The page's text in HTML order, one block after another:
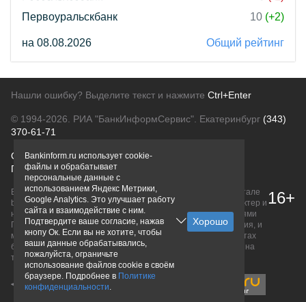
Первоуральскбанк
10 (+2)
на 08.08.2026 Общий рейтинг
Нашли ошибку? Выделите текст и нажмите Ctrl+Enter
© 1994-2026. РИА "БанкИнформСервис". Екатеринбург (343)
370-61-71
О проектеПолитика конфиденциальности
Правовая информацияДля рекламодателей
Вся информация о продуктах банков, размещенная на портале
bankinform.ru, носит исключительно ознакомительный характер и
не является публичной офертой, определяемой положениями
ГК РФ. Информация не содержит точного и полного описания, и
может быть изменена. Конечные условия уточняйте на сайтах
банков или при личном обращении. Исключительное право на
товарные знаки принадлежит их правообладателям.
16+
Bankinform.ru использует cookie-
файлы и обрабатывает
персональные данные с
использованием Яндекс Метрики,
Google Analytics. Это улучшает работу
сайта и взаимодействие с ним.
Подтвердите ваше согласие, нажав
кнопу Ок. Если вы не хотите, чтобы
ваши данные обрабатывались,
пожалуйста, ограничьте
использование файлов cookie в своём
браузере. Подробнее в Политике
конфиденциальности.